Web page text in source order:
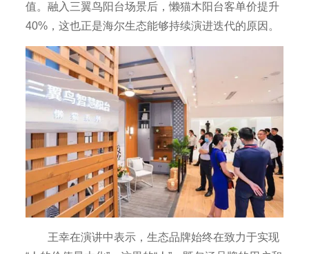
值。融入三翼鸟阳台场景后，懒猫木阳台客单价提升
40%，这也正是海尔生态能够持续演进迭代的原因。
王幸在演讲中表示，生态品牌始终在致力于实现